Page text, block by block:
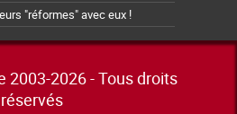
"réformes" avec eux !
2003-2026 - Tous droits
réservés